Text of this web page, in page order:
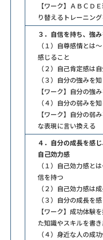
【ワーク】ＡＢＣＤ
り替えるトレーニン
３．自信を持ち、強
（１）自尊感情とは
感じること
（２）自己肯定感は
（３）自分の強みを
【ワーク】自分の強
（４）自分の弱みを
【ワーク】自分の弱
な表現に言い換える
４．自分の成長を感
自己効力感
（１）自己効力感と
信を持つ
（２）自己効力感は
（３）自分の成長を
【ワーク】成功体験
た知識やスキルを書
（４）身近な人の成